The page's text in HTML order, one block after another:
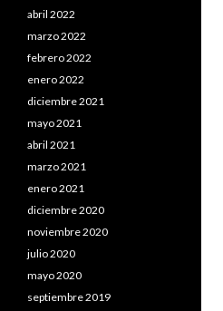
abril 2022
marzo 2022
febrero 2022
enero 2022
diciembre 2021
mayo 2021
abril 2021
marzo 2021
enero 2021
diciembre 2020
noviembre 2020
julio 2020
mayo 2020
septiembre 2019